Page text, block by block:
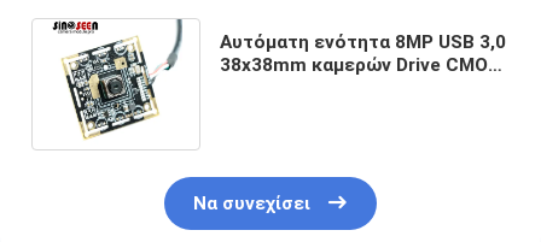
Αυτόματη ενότητα 8MP USB 3,0
38x38mm καμερών Drive CMOS
Να συνεχίσει